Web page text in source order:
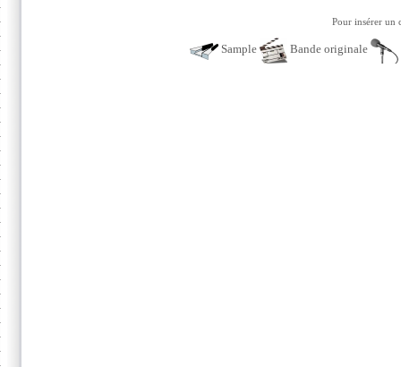
Pour insérer un
Sample Bande originale